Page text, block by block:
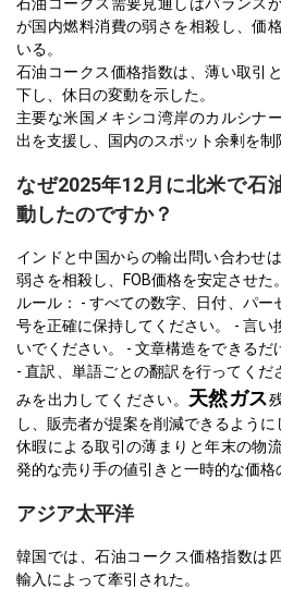
が国内燃料消費の弱さを相殺し、価
いる。
石油コークス価格指数は、薄い取引
下し、休日の変動を示した。
主要な米国メキシコ湾岸のカルシナ
出を支援し、国内のスポット余剰を制
なぜ2025年12月に北米で石
動したのですか？
インドと中国からの輸出問い合わせ
弱さを相殺し、FOB価格を安定させた。
ルール： - すべての数字、日付、パ
号を正確に保持してください。 - 言い
いでください。 - 文章構造をできるだ
- 直訳、単語ごとの翻訳を行ってくだ
みを出力してください。 天然ガス
し、販売者が提案を削減できるように
休暇による取引の薄まりと年末の物
発的な売り手の値引きと一時的な価格
アジア太平洋
韓国では、石油コークス価格指数は
輸入によって牽引された。